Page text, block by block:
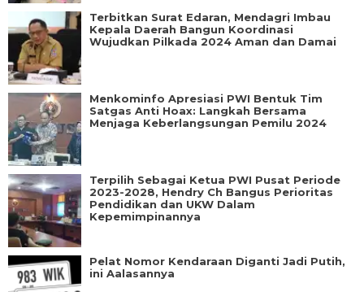
Terbitkan Surat Edaran, Mendagri Imbau
Kepala Daerah Bangun Koordinasi
Wujudkan Pilkada 2024 Aman dan Damai
Menkominfo Apresiasi PWI Bentuk Tim
Satgas Anti Hoax: Langkah Bersama
Menjaga Keberlangsungan Pemilu 2024
Terpilih Sebagai Ketua PWI Pusat Periode
2023-2028, Hendry Ch Bangus Perioritas
Pendidikan dan UKW Dalam
Kepemimpinannya
Pelat Nomor Kendaraan Diganti Jadi Putih,
ini Aalasannya